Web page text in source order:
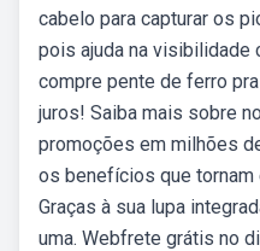
cabelo para capturar os
pois ajuda na visibilidade
compre pente de ferro
juros! Saiba mais sobre
promoções em milhões
os benefícios que
Graças à sua lupa
uma. Webfrete grátis no